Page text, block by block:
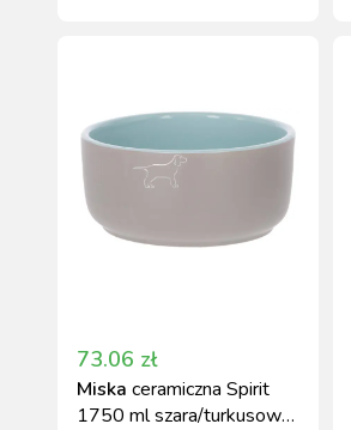
73.06 zł
Miska ceramiczna Spirit
1750 ml szara/turkusowa